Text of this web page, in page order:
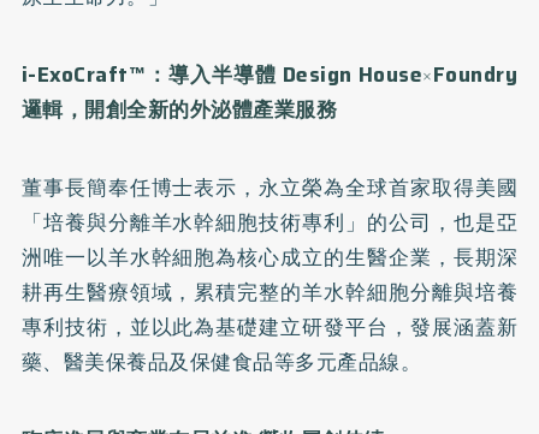
i-ExoCraft™ ：導入半導體 Design House×Foundry
邏輯，開創全新的外泌體產業服務
董事長簡奉任博士表示，永立榮為全球首家取得美國
「培養與分離羊水幹細胞技術專利」的公司，也是亞
洲唯一以羊水幹細胞為核心成立的生醫企業，長期深
耕再生醫療領域，累積完整的羊水幹細胞分離與培養
專利技術，並以此為基礎建立研發平台，發展涵蓋新
藥、醫美保養品及保健食品等多元產品線。